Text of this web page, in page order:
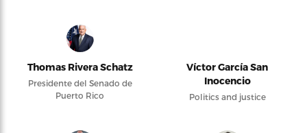
Thomas Rivera Schatz
Presidente del Senado de
Puerto Rico
Víctor García San
Inocencio
Politics and justice